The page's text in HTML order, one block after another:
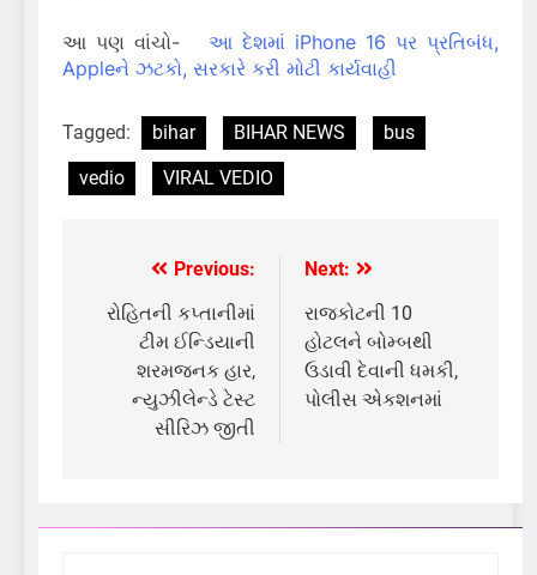
આ પણ વાંચો- આ દેશમાં iPhone 16 પર પ્રતિબંધ,
Appleને ઝટકો, સરકારે કરી મોટી કાર્યવાહી
Tagged: bihar BIHAR NEWS
bus
vedio
VIRAL VEDIO
navigation
Previous:
રોહિતની કપ્તાનીમાં
ટીમ ઈન્ડિયાની
શરમજનક હાર,
ન્યુઝીલેન્ડે ટેસ્ટ
સીરિઝ જીતી
Next:
રાજકોટની 10
હોટલને બોમ્બથી
ઉડાવી દેવાની ધમકી,
પોલીસ એકશનમાં